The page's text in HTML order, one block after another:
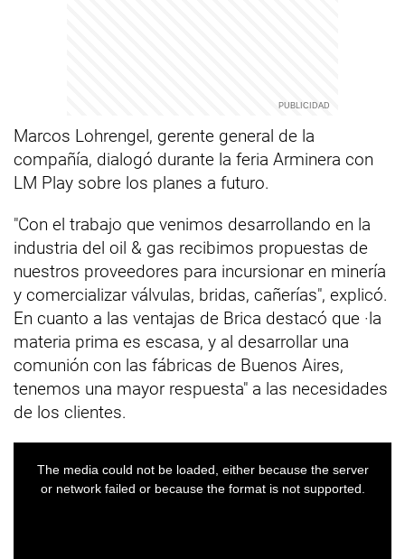
Marcos Lohrengel, gerente general de la
compañía, dialogó durante la feria Arminera con
LM Play sobre los planes a futuro.
"Con el trabajo que venimos desarrollando en la
industria del oil & gas recibimos propuestas de
nuestros proveedores para incursionar en minería
y comercializar válvulas, bridas, cañerías", explicó.
En cuanto a las ventajas de Brica destacó que ·la
materia prima es escasa, y al desarrollar una
comunión con las fábricas de Buenos Aires,
tenemos una mayor respuesta" a las necesidades
de los clientes.